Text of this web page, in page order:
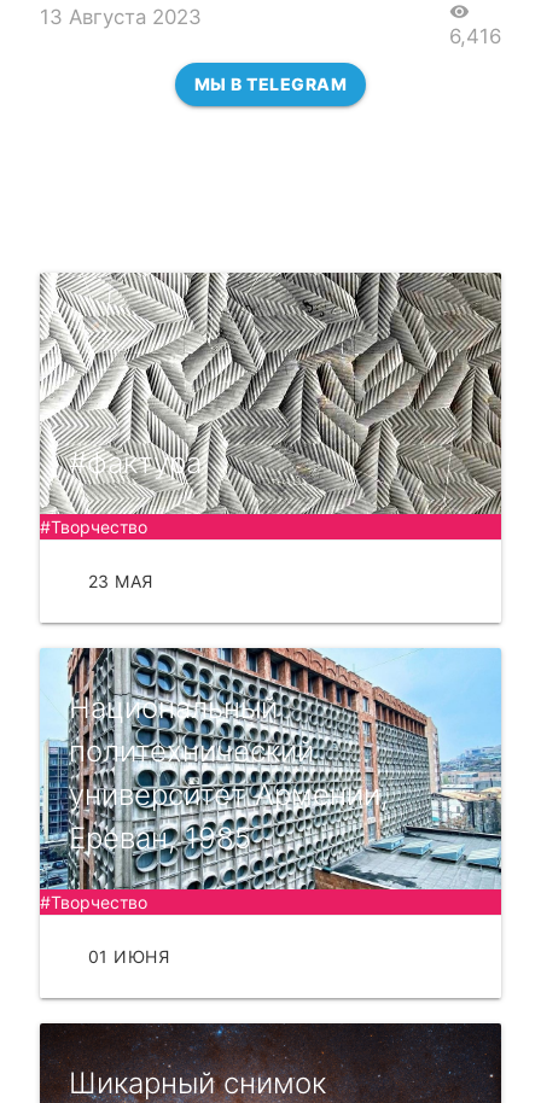
13 Августа 2023 visibility
6,416
МЫ В TELEGRAM
#фактура
#Творчество
23 МАЯ
Национальный
политехнический
университет Армении,
Ереван, 1985
#Творчество
01 ИЮНЯ
Шикарный снимок